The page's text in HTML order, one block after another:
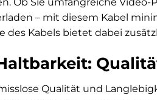
– mit diesem Kabel
des Kabels bietet dabei
Qualität und